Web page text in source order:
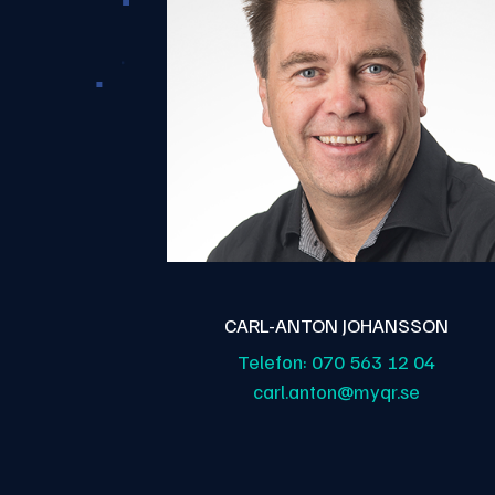
CARL-ANTON JOHANSSON
Telefon: 070 563 12 04
carl.anton@myqr.se